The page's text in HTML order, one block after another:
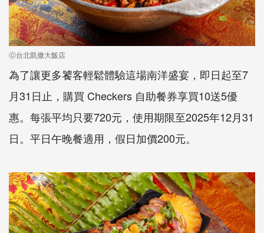
ⓒ台北凱撒大飯店
為了讓更多饕客輕鬆體驗這場南洋盛宴，即日起至7
月31日止，購買 Checkers 自助餐券享買10送5優
惠。每張平均只要720元，使用期限至2025年12月31
日。平日午晚餐適用，假日加價200元。